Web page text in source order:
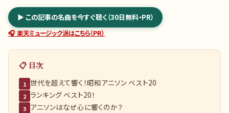
▶ この記事の名曲を今すぐ聴く（30日無料・PR）
🎧 楽天ミュージック派はこちら（PR）
📋 目次
1 世代を超えて響く！昭和アニソン ベスト20
2 ランキング ベスト20！
3 アニソンはなぜ心に響くのか？